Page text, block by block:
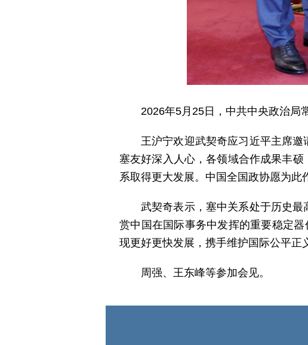
2026年5月25日，中共中央政治局
王沪宁欢迎武契奇应习近平主席
塞友好深入人心，各领域合作成果丰
系取得更大发展。中国全国政协愿为此
武契奇表示，塞中关系处于历史
赏中国在国际事务中发挥的重要稳定
现更好更快发展，携手维护国际公平正
周强、王东峰等参加会见。